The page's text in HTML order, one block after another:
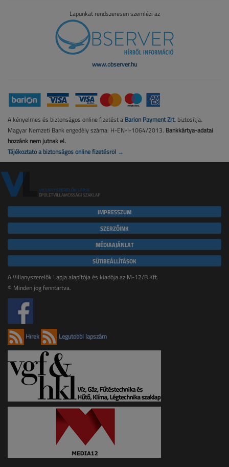
Lapunkat rendszeresen szemlézi az
www.observer.hu
A kényelmes és biztonságos online fizetést a Barion Payment Zrt. biztosítja.
Magyar Nemzeti Bank engedély száma: H-EN-I-1064/2013. Bankkártya-adatai
hozzánk nem jutnak el.
Tájékoztató a biztonságos online fizetésről →
IMPRESSZUM
SZERZŐINK
MÉDIAAJÁNLAT
SÜTIBEÁLLÍTÁSOK
A Villanyszerelők Lapja alapítója és kiadója az M-12/B Kft.
© Minden jog fenntartva.
Hírek Legutóbbi lapszám